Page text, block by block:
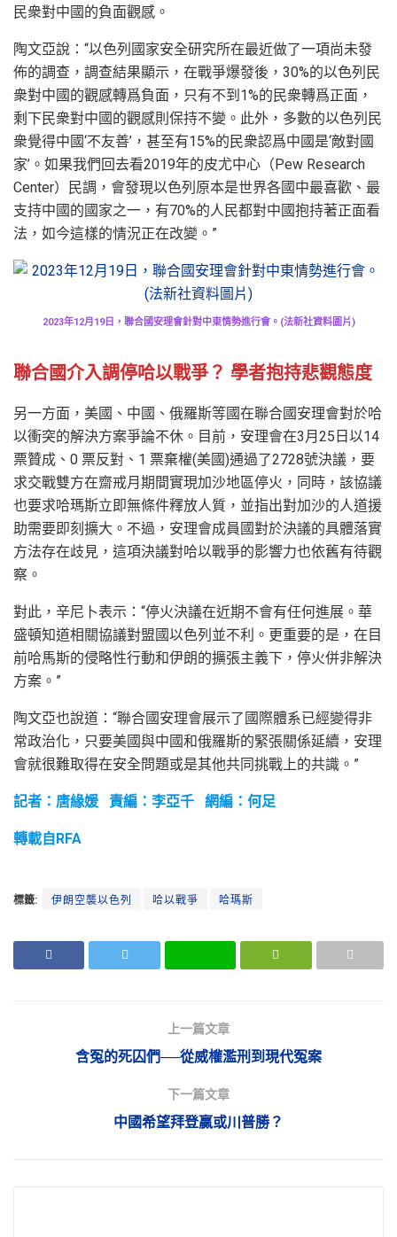
民衆對中國的負面觀感。
陶文亞說：“以色列國家安全研究所在最近做了一項尚未發
佈的調查，調查結果顯示，在戰爭爆發後，30%的以色列民
衆對中國的觀感轉爲負面，只有不到1%的民衆轉爲正面，
剩下民衆對中國的觀感則保持不變。此外，多數的以色列民
衆覺得中國‘不友善’，甚至有15%的民衆認爲中國是‘敵對國
家’。如果我們回去看2019年的皮尤中心（Pew Research
Center）民調，會發現以色列原本是世界各國中最喜歡、最
支持中國的國家之一，有70%的人民都對中國抱持著正面看
法，如今這樣的情況正在改變。”
2023年12月19日，聯合國安理會針對中東情勢進行會。(法新社資料圖片)
聯合國介入調停哈以戰爭？ 學者抱持悲觀態度
另一方面，美國、中國、俄羅斯等國在聯合國安理會對於哈
以衝突的解決方案爭論不休。目前，安理會在3月25日以14
票贊成、0 票反對、1 票棄權(美國)通過了2728號決議，要
求交戰雙方在齋戒月期間實現加沙地區停火，同時，該協議
也要求哈瑪斯立即無條件釋放人質，並指出對加沙的人道援
助需要即刻擴大。不過，安理會成員國對於決議的具體落實
方法存在歧見，這項決議對哈以戰爭的影響力也依舊有待觀
察。
對此，辛尼卜表示：“停火決議在近期不會有任何進展。華
盛頓知道相關協議對盟國以色列並不利。更重要的是，在目
前哈馬斯的侵略性行動和伊朗的擴張主義下，停火併非解決
方案。”
陶文亞也說道：“聯合國安理會展示了國際體系已經變得非
常政治化，只要美國與中國和俄羅斯的緊張關係延續，安理
會就很難取得在安全問題或是其他共同挑戰上的共識。”
記者：唐緣媛 責編：李亞千 網編：何足
轉載自RFA
標籤: 伊朗空襲以色列 哈以戰爭 哈瑪斯
上一篇文章
含冤的死囚們──從威權濫刑到現代冤案
下一篇文章
中國希望拜登贏或川普勝？